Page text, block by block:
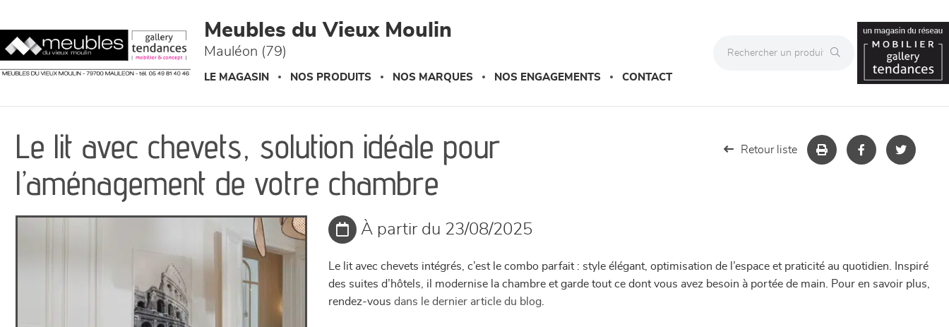
Meubles du Vieux Moulin
Mauléon (79)
LE MAGASIN NOS PRODUITS NOS MARQUES NOS ENGAGEMENTS CONTACT
Le lit avec chevets, solution idéale pour
l’aménagement de votre chambre
Retour liste
À partir du 23/08/2025
Le lit avec chevets intégrés, c’est le combo parfait : style élégant, optimisation de l’espace et praticité au quotidien. Inspiré
des suites d’hôtels, il modernise la chambre et garde tout ce dont vous avez besoin à portée de main. Pour en savoir plus,
rendez-vousdans le dernier article du blog